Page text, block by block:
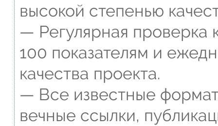
высокой степенью
— Регулярная проверка
100 показателям и
качества проекта.
— Все известные
вечные ссылки,